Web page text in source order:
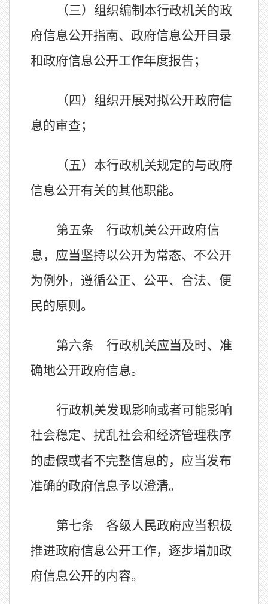
（三）组织编制本行政机关的政
府信息公开指南、政府信息公开目录
和政府信息公开工作年度报告；
（四）组织开展对拟公开政府信
息的审查；
（五）本行政机关规定的与政府
信息公开有关的其他职能。
第五条 行政机关公开政府信
息，应当坚持以公开为常态、不公开
为例外，遵循公正、公平、合法、便
民的原则。
第六条 行政机关应当及时、准
确地公开政府信息。
行政机关发现影响或者可能影响
社会稳定、扰乱社会和经济管理秩序
的虚假或者不完整信息的，应当发布
准确的政府信息予以澄清。
第七条 各级人民政府应当积极
推进政府信息公开工作，逐步增加政
府信息公开的内容。